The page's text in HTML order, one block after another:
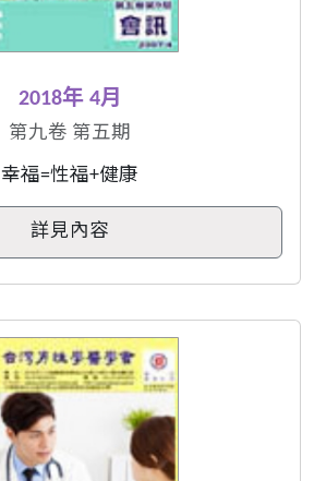
2018年 4月
第九卷 第五期
幸福=性福+健康
詳見內容